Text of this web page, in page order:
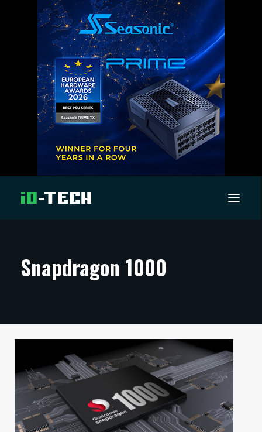
ARTIKKELIT
TECHBBS
HINTA.FI
KAUPPA
VAIHDA TEEMA
Snapdragon 1000